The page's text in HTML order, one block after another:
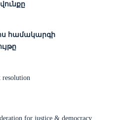
համակարգի
resolution
for justice & democracy